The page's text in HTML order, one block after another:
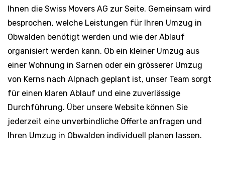
Ihnen die Swiss Movers AG zur Seite. Gemeinsam wird
besprochen, welche Leistungen für Ihren Umzug in
Obwalden benötigt werden und wie der Ablauf
organisiert werden kann. Ob ein kleiner Umzug aus
einer Wohnung in Sarnen oder ein grösserer Umzug
von Kerns nach Alpnach geplant ist, unser Team sorgt
für einen klaren Ablauf und eine zuverlässige
Durchführung. Über unsere Website können Sie
jederzeit eine unverbindliche Offerte anfragen und
Ihren Umzug in Obwalden individuell planen lassen.